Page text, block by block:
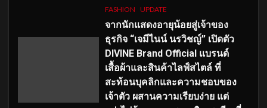
FASHION UPDATE
จากนักแสดงอายุน้อยสู่เจ้าของ
ธุรกิจ “เจมีไนน์ นรวิชญ์” เปิดตัว
DIVINE Brand Official แบรนด์
เสื้อผ้าและสินค้าไลฟ์สไตล์ ที่
สะท้อนบุคลิกและความชอบของ
เจ้าตัว ผสานความเรียบง่าย แต่